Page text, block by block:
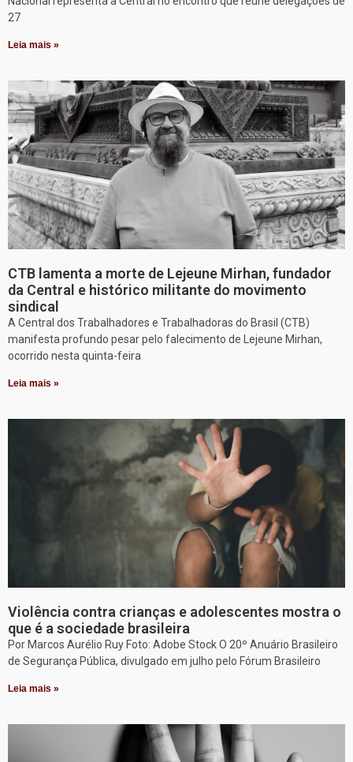
27
Leia mais »
CTB lamenta a morte de Lejeune Mirhan, fundador
da Central e histórico militante do movimento
sindical
A Central dos Trabalhadores e Trabalhadoras do Brasil (CTB)
manifesta profundo pesar pelo falecimento de Lejeune Mirhan,
ocorrido nesta quinta-feira
Leia mais »
Violência contra crianças e adolescentes mostra o
que é a sociedade brasileira
Por Marcos Aurélio Ruy Foto: Adobe Stock O 20º Anuário Brasileiro
de Segurança Pública, divulgado em julho pelo Fórum Brasileiro
Leia mais »